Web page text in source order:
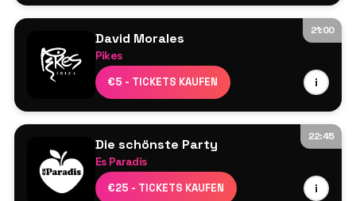
21:00
David Morales
Pikes
€5 - TICKETS KAUFEN i
David Morales
Mehr wird noch bekannt gegeben
22:45
Die schönste Party
Es Paradis
€25 - TICKETS KAUFEN i
Line-up wird noch bekannt gegeben